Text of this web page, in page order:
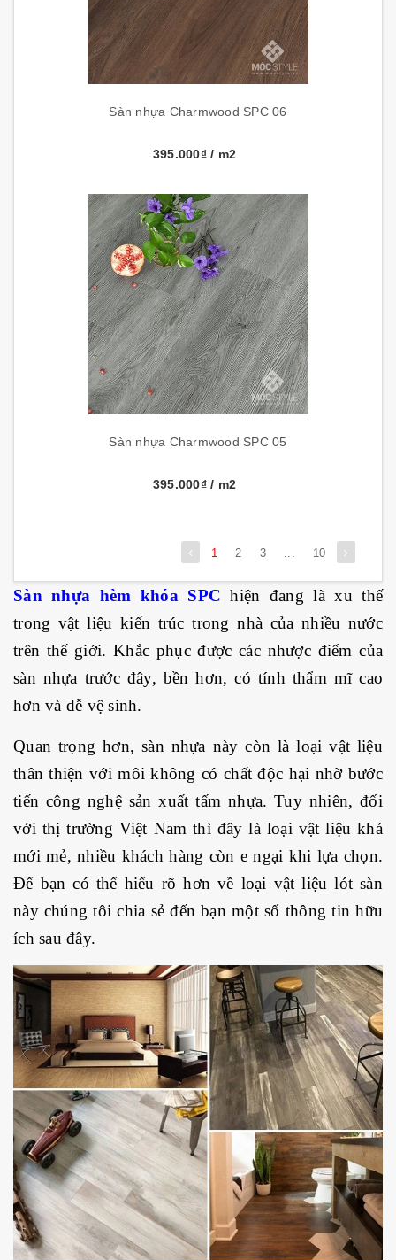
Sàn nhựa Charmwood SPC 06
395.000₫/ m2
Sàn nhựa Charmwood SPC 05
395.000₫/ m2
1 2 3 ... 10
Sàn nhựa hèm khóa SPC hiện đang là xu thế
trong vật liệu kiến trúc trong nhà của nhiều nước
trên thế giới. Khắc phục được các nhược điểm của
sàn nhựa trước đây, bền hơn, có tính thẩm mĩ cao
hơn và dễ vệ sinh.
Quan trọng hơn, sàn nhựa này còn là loại vật liệu
thân thiện với môi không có chất độc hại nhờ bước
tiến công nghệ sản xuất tấm nhựa. Tuy nhiên, đối
với thị trường Việt Nam thì đây là loại vật liệu khá
mới mẻ, nhiều khách hàng còn e ngại khi lựa chọn.
Để bạn có thể hiểu rõ hơn về loại vật liệu lót sàn
này chúng tôi chia sẻ đến bạn một số thông tin hữu
ích sau đây.